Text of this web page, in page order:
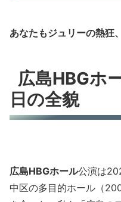
あなたもジュリーの熱狂
広島HBGホ
日の全貌
広島HBGホール公演は
中区の多目的ホール（